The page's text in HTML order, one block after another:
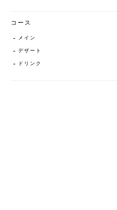
コース
メイン
デザート
ドリンク